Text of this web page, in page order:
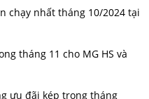
chạy nhất tháng 10/2024 tại
tháng 11 cho MG HS và
ưu đãi kép trong tháng